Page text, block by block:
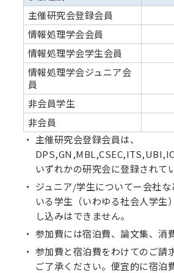
主催研究会登録会員
情報処理学会会員
情報処理学会学生会員
情報処理学会ジュニア会
員
非会員学生
非会員
主催研究会登録会員は、
いずれかの研究会に登録されて
ジュニア/学生についてー会社
いる学生（いわゆる社会人学生
し込みはできません。
参加費には宿泊費、論文集、消
参加費と宿泊費をわけてのご請
ご了承ください。便宜的に宿泊